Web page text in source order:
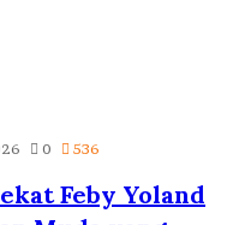
0 536
Feby Yoland